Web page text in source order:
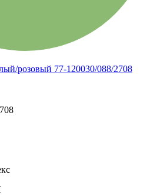
розовый 77-120030/088/2708